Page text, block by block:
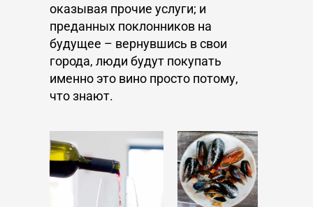
оказывая прочие услуги; и
преданных поклонников на
будущее – вернувшись в свои
города, люди будут покупать
именно это вино просто потому,
что знают.